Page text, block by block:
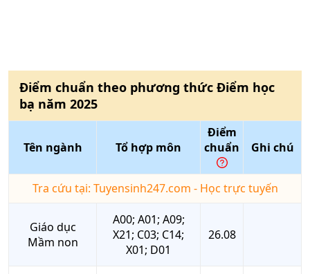
Điểm chuẩn theo phương thức Điểm học
bạ năm 2025
Tên ngành Tổ hợp môn
Điểm
chuẩn
Ghi chú
Tra cứu tại: Tuyensinh247.com - Học trực tuyến
Giáo dục
Mầm non
A00; A01; A09;
X21; C03; C14;
X01; D01
26.08